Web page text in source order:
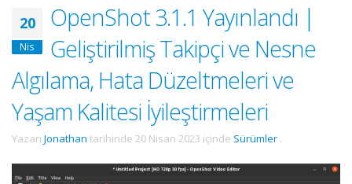
20
Nis
OpenShot 3.1.1 Yayınlandı |
Geliştirilmiş Takipçi ve Nesne
Algılama, Hata Düzeltmeleri ve
Yaşam Kalitesi İyileştirmeleri
Yazan Jonathan tarihinde 20 Nisan 2023 içinde Sürümler .